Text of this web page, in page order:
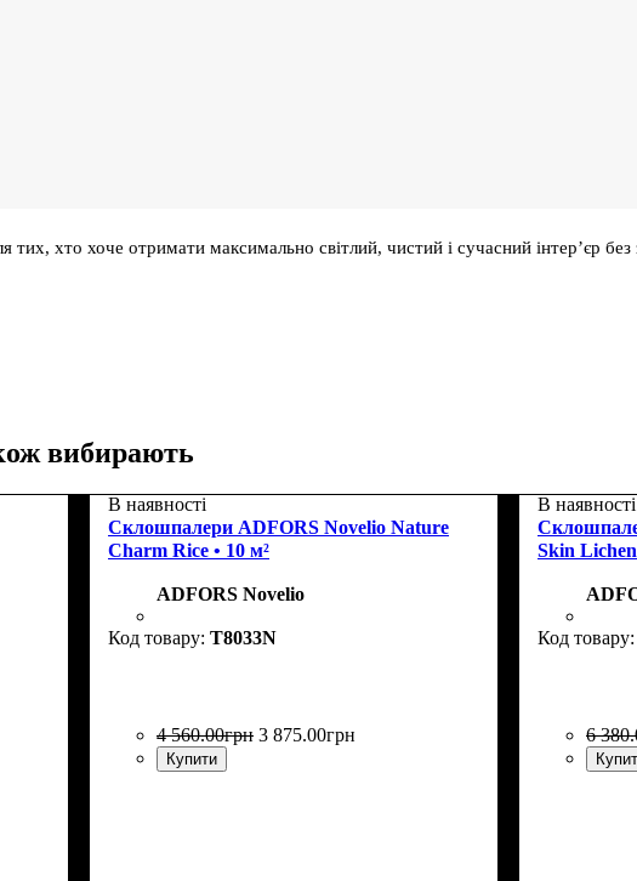
тих, хто хоче отримати максимально світлий, чистий і сучасний інтер’єр
вибирають
В наявності
Склошпалери ADFORS Novelio Nature
Charm Rice • 10 м²
ADFORS Novelio
T8033N
4 560.00грн 3 875.00грн
Купити
В наявності
Skin Lichen
6 380.